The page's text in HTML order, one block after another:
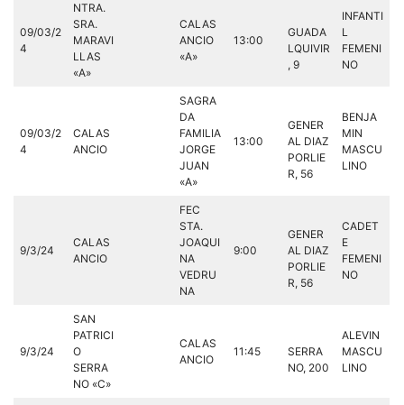
09/03/2
4
NTRA.
SRA.
MARAVI
LLAS
«A»
CALAS
ANCIO
«A»
13:00
GUADA
LQUIVIR
, 9
INFANTI
L
FEMENI
NO
09/03/2
4
CALAS
ANCIO
SAGRA
DA
FAMILIA
JORGE
JUAN
«A»
13:00
GENER
AL DIAZ
PORLIE
R, 56
BENJA
MIN
MASCU
LINO
9/3/24
CALAS
ANCIO
FEC
STA.
JOAQUI
NA
VEDRU
NA
9:00
GENER
AL DIAZ
PORLIE
R, 56
CADET
E
FEMENI
NO
9/3/24
SAN
PATRICI
O
SERRA
NO «C»
CALAS
ANCIO
11:45
SERRA
NO, 200
ALEVIN
MASCU
LINO